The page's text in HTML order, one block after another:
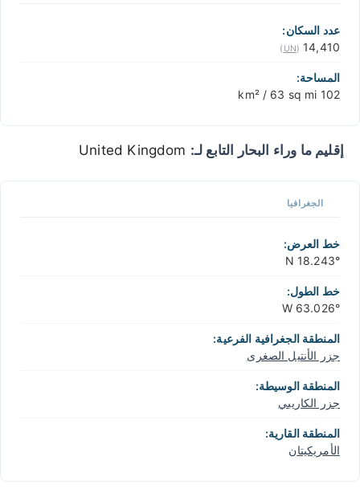
عدد السكان:
14,410
(
UN
)
المساحة:
102 km² / 63 sq mi
إقليم ما وراء البحار التابع لـ:
الجغرافيا
خط العرض:
18.243° N
خط الطول:
63.026° W
المنطقة الجغرافية الفرعية:
جزر الأنتيل الصغرى
المنطقة الوسيطة:
جزر الكاريبي
المنطقة القارية:
الأمريكيتان